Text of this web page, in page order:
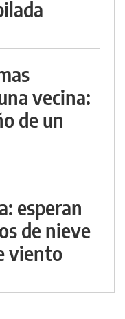
vecina:
de un
esperan
de nieve
viento